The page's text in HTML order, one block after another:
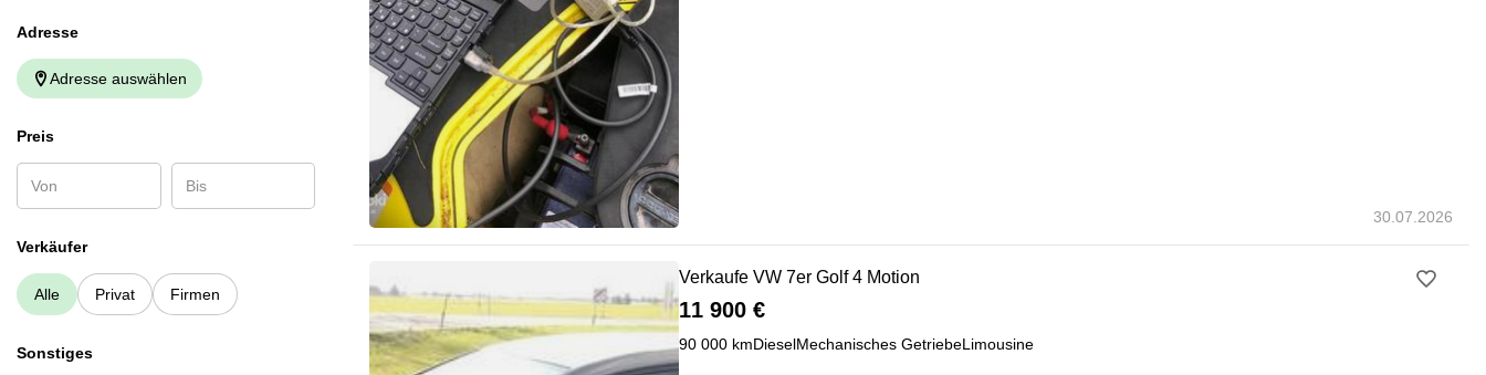
30.07.2026
Verkaufe VW 7er Golf 4 Motion
11 900 €
90 000 kmDieselMechanisches GetriebeLimousine
Adresse
Adresse auswählen
Preis
Verkäufer
Alle Privat Firmen
Sonstiges